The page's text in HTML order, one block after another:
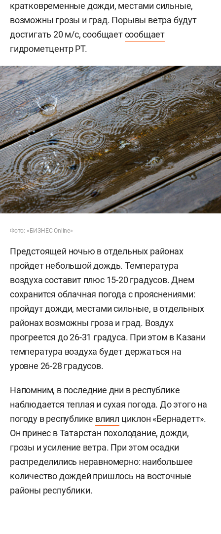
кратковременные дожди, местами сильные,
возможны грозы и град. Порывы ветра будут
достигать 20 м/с, сообщаетсообщает
гидрометцентр РТ.
Фото: «БИЗНЕС Online»
Предстоящей ночью в отдельных районах
пройдет небольшой дождь. Температура
воздуха составит плюс 15-20 градусов. Днем
сохранится облачная погода с прояснениями:
пройдут дожди, местами сильные, в отдельных
районах возможны гроза и град. Воздух
прогреется до 26-31 градуса. При этом в Казани
температура воздуха будет держаться на
уровне 26-28 градусов.
Напомним, в последние дни в республике
наблюдается теплая и сухая погода. До этого на
погоду в республике влиял циклон «Бернадетт».
Он принес в Татарстан похолодание, дожди,
грозы и усиление ветра. При этом осадки
распределились неравномерно: наибольшее
количество дождей пришлось на восточные
районы республики.